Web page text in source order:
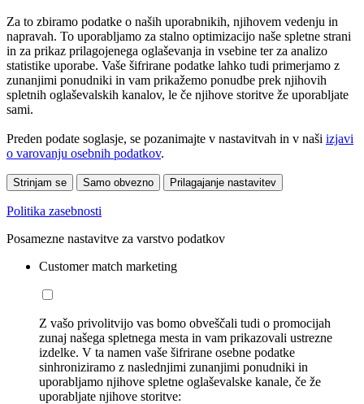
Za to zbiramo podatke o naših uporabnikih, njihovem vedenju in
napravah. To uporabljamo za stalno optimizacijo naše spletne strani
in za prikaz prilagojenega oglaševanja in vsebine ter za analizo
statistike uporabe. Vaše šifrirane podatke lahko tudi primerjamo z
zunanjimi ponudniki in vam prikažemo ponudbe prek njihovih
spletnih oglaševalskih kanalov, le če njihove storitve že uporabljate
sami.
Preden podate soglasje, se pozanimajte v nastavitvah in v naši izjavi
o varovanju osebnih podatkov.
Strinjam se Samo obvezno Prilagajanje nastavitev
Politika zasebnosti
Posamezne nastavitve za varstvo podatkov
Customer match marketing
Z vašo privolitvijo vas bomo obveščali tudi o promocijah
zunaj našega spletnega mesta in vam prikazovali ustrezne
izdelke. V ta namen vaše šifrirane osebne podatke
sinhroniziramo z naslednjimi zunanjimi ponudniki in
uporabljamo njihove spletne oglaševalske kanale, če že
uporabljate njihove storitve: